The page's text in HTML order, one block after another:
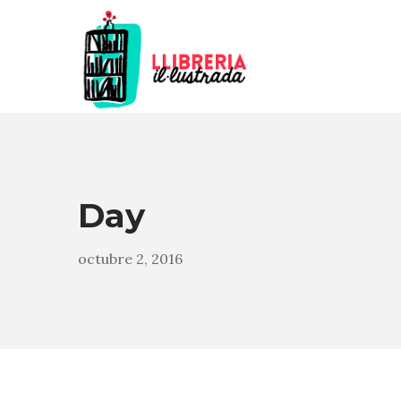
Day
octubre 2, 2016